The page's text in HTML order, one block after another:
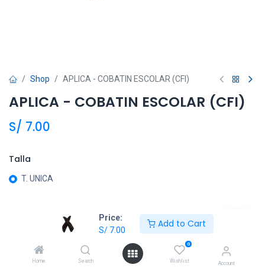
Price:
S/ 7.00
Add to Cart
Home Search
0
Wishlist Account
Shop APLICA - COBATIN ESCOLAR (CFI)
APLICA - COBATIN ESCOLAR (CFI)
S/ 7.00
Talla
T. UNICA
Añadir al carrito
Agregar a la lista de deseos